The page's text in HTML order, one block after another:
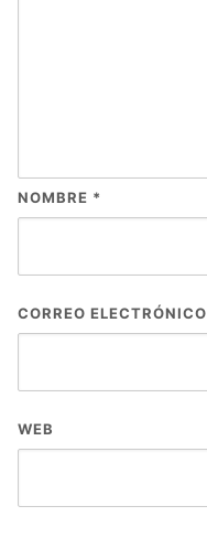
NOMBRE *
CORREO ELECTRÓNICO
WEB